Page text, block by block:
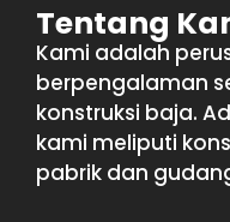
Tentang
Kami adalah
berpengalaman
konstruksi baja.
kami meliputi
pabrik dan